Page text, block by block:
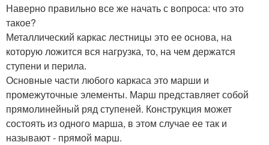
Наверно правильно все же начать с вопроса: что это
такое?
Металлический каркас лестницы это ее основа, на
которую ложится вся нагрузка, то, на чем держатся
ступени и перила.
Основные части любого каркаса это марши и
промежуточные элементы. Марш представляет собой
прямолинейный ряд ступеней. Конструкция может
состоять из одного марша, в этом случае ее так и
называют - прямой марш.